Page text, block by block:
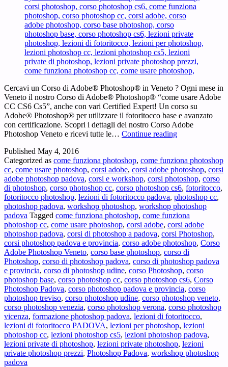
Cercavi un Corso di Adobe® Photoshop® in Veneto ? Ogni mese in
Veneto il nostro Corso di Adobe® Photoshop® “come usare Adobe
CC CS6 Cs5”, anche con vari Certified Expert! Un corso su
Adobe® Photoshop® per utilizzare il fotoritocco base e avanzato
con certificazione. Scopri i dettagli del nostro Corso Adobe
Photoshop Veneto e ricevi tutte le… Continue readingCorso
Veneto
–
Cercavi
un
Corso
di
Adobe®
Photoshop®
in
Veneto
?
Published May 4, 2016
Categorized as come funziona photoshop, come funziona photoshop
cc, come usare photoshop, corsi adobe, corsi adobe photoshop, corsi
adobe photoshop padova, corsi e workshop, corsi photoshop, corso
di photoshop, corso photoshop cc, corso photoshop cs6, fotoritocco,
fotoritocco photoshop, lezioni di fotoritocco padova, photoshop cc,
photoshop padova, workshop photoshop, workshop photoshop
padova Tagged come funziona photoshop, come funziona
photoshop cc, come usare photoshop, corsi adobe, corsi adobe
photoshop padova, corsi di photoshop a padova, corsi Photoshop,
corsi photoshop padova e provincia, corso adobe photoshop, Corso
Adobe Photoshop Veneto, corso base photoshop, corso di
Photoshop, corso di photoshop padova, corso di photoshop padova
e provincia, corso di photoshop udine, corso Photoshop, corso
photoshop base, corso photoshop cc, corso photoshop cs6, Corso
Photoshop Padova, corso photoshop padova e provincia, corso
photoshop treviso, corso photoshop udine, corso photoshop veneto,
corso photoshop venezia, corso photoshop verona, corso photoshop
vicenza, formazione photoshop padova, lezioni di fotoritocco,
lezioni di fotoritocco PADOVA, lezioni per photoshop, lezioni
photoshop cc, lezioni photoshop cs5, lezioni photoshop padova,
lezioni private di photoshop, lezioni private photoshop, lezioni
private photoshop prezzi, Photoshop Padova, workshop photoshop
padova